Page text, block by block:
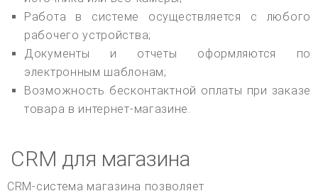
Работа в системе осуществляется с любого
рабочего устройства;
Документы и отчеты оформляются по
электронным шаблонам;
Возможность бесконтактной оплаты при заказе
товара в интернет-магазине.
CRM для магазина
CRM-система магазина позволяет